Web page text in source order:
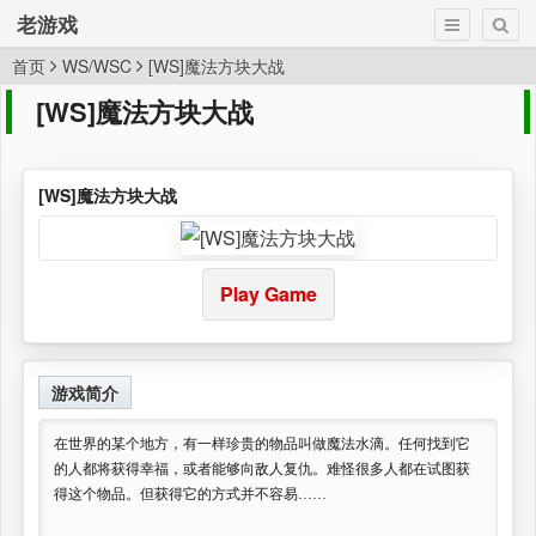
老游戏
首页 WS/WSC [WS]魔法方块大战
[WS]魔法方块大战
[WS]魔法方块大战
Play Game
游戏简介
在世界的某个地方，有一样珍贵的物品叫做魔法水滴。任何找到它
的人都将获得幸福，或者能够向敌人复仇。难怪很多人都在试图获
得这个物品。但获得它的方式并不容易……